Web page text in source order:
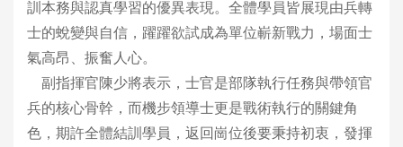
訓本務與認真學習的優異表現。全體學員皆展現由兵轉
士的蛻變與自信，躍躍欲試成為單位嶄新戰力，場面士
氣高昂、振奮人心。
副指揮官陳少將表示，士官是部隊執行任務與帶領官
兵的核心骨幹，而機步領導士更是戰術執行的關鍵角
色，期許全體結訓學員，返回崗位後要秉持初衷，發揮